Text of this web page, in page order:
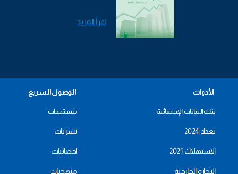
اقرأ المزيد
الأدوات
بنك البيانات الإحصائية
تعداد 2024
الاستهلاك 2021
التجارة الخارجية
الوصول السريع
مستجدات
نشريات
احصائيات
منهجيات